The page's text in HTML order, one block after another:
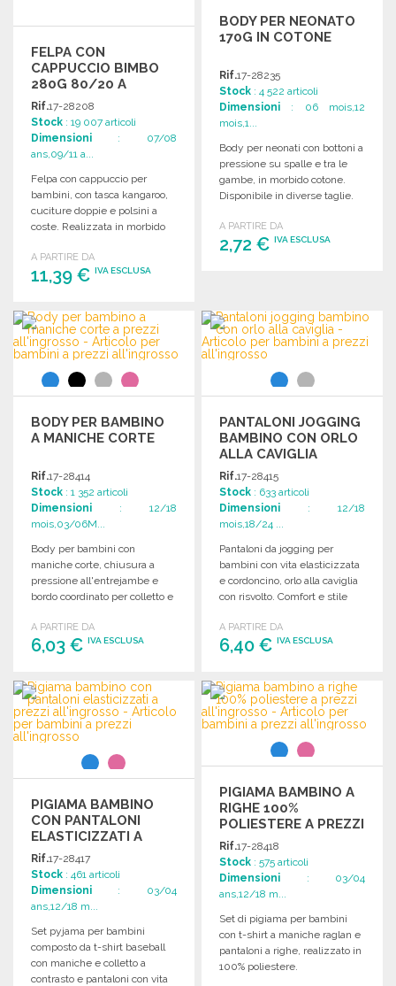
FELPA CON
CAPPUCCIO BIMBO
280G 80/20 A
PREZZI
ALL'INGROSSO
Rif.17-28208
Stock : 19 007 articoli
Dimensioni : 07/08
ans,09/11 a...
Felpa con cappuccio per
bambini, con tasca kangaroo,
cuciture doppie e polsini a
coste. Realizzata in morbido
A PARTIRE DA
11,39 € IVA ESCLUSA
ORDINARE
Richiedi un preventivo
BODY PER NEONATO
170G IN COTONE
Rif.17-28235
Stock : 4 522 articoli
Dimensioni : 06 mois,12
mois,1...
Body per neonati con bottoni a
pressione su spalle e tra le
gambe, in morbido cotone.
Disponibile in diverse taglie.
A PARTIRE DA
2,72 €IVA ESCLUSA
Richiedi un preventivo
BODY PER BAMBINO
A MANICHE CORTE
Rif.17-28414
Stock : 1 352 articoli
Dimensioni : 12/18
mois,03/06M...
Body per bambini con
maniche corte, chiusura a
pressione all'entrejambe e
bordo coordinato per colletto e
A PARTIRE DA
6,03 € IVA ESCLUSA
ORDINARE
Richiedi un preventivo
PANTALONI JOGGING
BAMBINO CON ORLO
ALLA CAVIGLIA
Rif.17-28415
Stock : 633 articoli
Dimensioni : 12/18
mois,18/24 ...
Pantaloni da jogging per
bambini con vita elasticizzata
e cordoncino, orlo alla caviglia
con risvolto. Comfort e stile
A PARTIRE DA
6,40 €IVA ESCLUSA
ORDINARE
Richiedi un preventivo
PIGIAMA BAMBINO
CON PANTALONI
ELASTICIZZATI A
PREZZI
ALL'INGROSSO
Rif.17-28417
Stock : 461 articoli
Dimensioni : 03/04
ans,12/18 m...
Set pyjama per bambini
composto da t-shirt baseball
con maniche e colletto a
contrasto e pantaloni con vita
PIGIAMA BAMBINO A
RIGHE 100%
POLIESTERE A PREZZI
ALL'INGROSSO
Rif.17-28418
Stock : 575 articoli
Dimensioni : 03/04
ans,12/18 m...
Set di pigiama per bambini
con t-shirt a maniche raglan e
pantaloni a righe, realizzato in
100% poliestere.